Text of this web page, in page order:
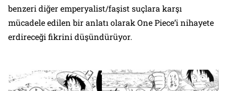
benzeri diğer emperyalist/faşist suçlara karşı
mücadele edilen bir anlatı olarak One Piece’i nihayete
erdireceği fikrini düşündürüyor.